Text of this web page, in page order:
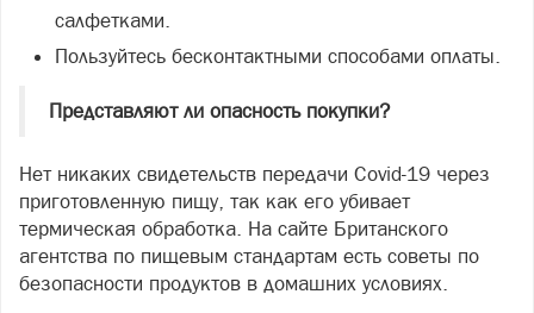
салфетками.
Пользуйтесь бесконтактными способами оплаты.
Представляют ли опасность покупки?
Нет никаких свидетельств передачи Covid-19 через
приготовленную пищу, так как его убивает
термическая обработка. На сайте Британского
агентства по пищевым стандартам есть советы по
безопасности продуктов в домашних условиях.